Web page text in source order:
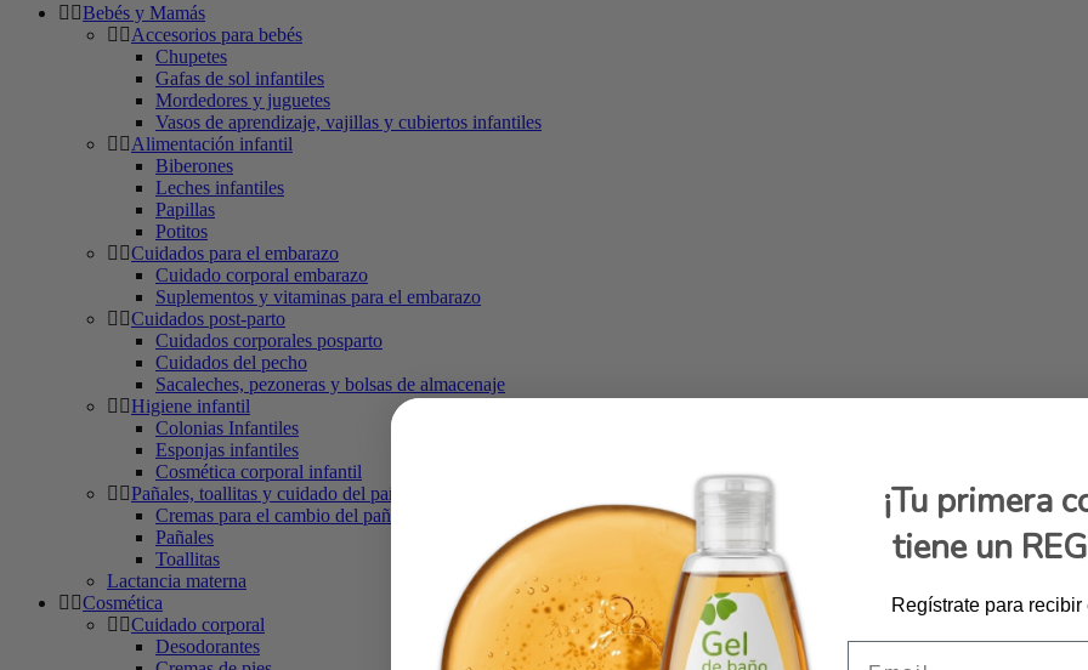
Bebés y Mamás
Accesorios para bebés
Chupetes
Gafas de sol infantiles
Mordedores y juguetes
Vasos de aprendizaje, vajillas y cubiertos infantiles
Alimentación infantil
Biberones
Leches infantiles
Papillas
Potitos
Cuidados para el embarazo
Cuidado corporal embarazo
Suplementos y vitaminas para el embarazo
Cuidados post-parto
Cuidados corporales posparto
Cuidados del pecho
Sacaleches, pezoneras y bolsas de almacenaje
Higiene infantil
Colonias Infantiles
Esponjas infantiles
Cosmética corporal infantil
Pañales, toallitas y cuidado del pañal
Cremas para el cambio del pañal
Pañales
Toallitas
Lactancia materna
Cosmética
Cuidado corporal
Desodorantes
¡Tu primera
tiene un
Regístrate para